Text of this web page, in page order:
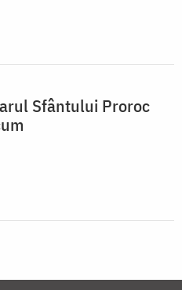
Sfântului Proroc